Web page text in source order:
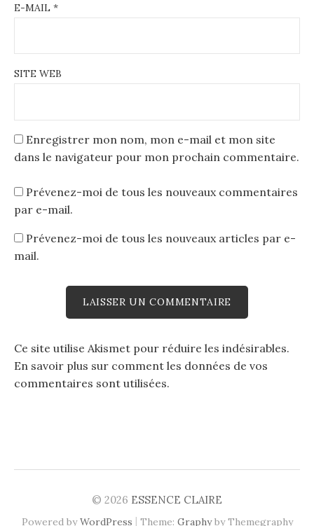
E-MAIL *
SITE WEB
Enregistrer mon nom, mon e-mail et mon site
dans le navigateur pour mon prochain commentaire.
Prévenez-moi de tous les nouveaux commentaires
par e-mail.
Prévenez-moi de tous les nouveaux articles par e-
mail.
Ce site utilise Akismet pour réduire les indésirables.
En savoir plus sur comment les données de vos
commentaires sont utilisées.
© 2026 ESSENCE CLAIRE
Powered byWordPress | Theme: Graphyby Themegraphy